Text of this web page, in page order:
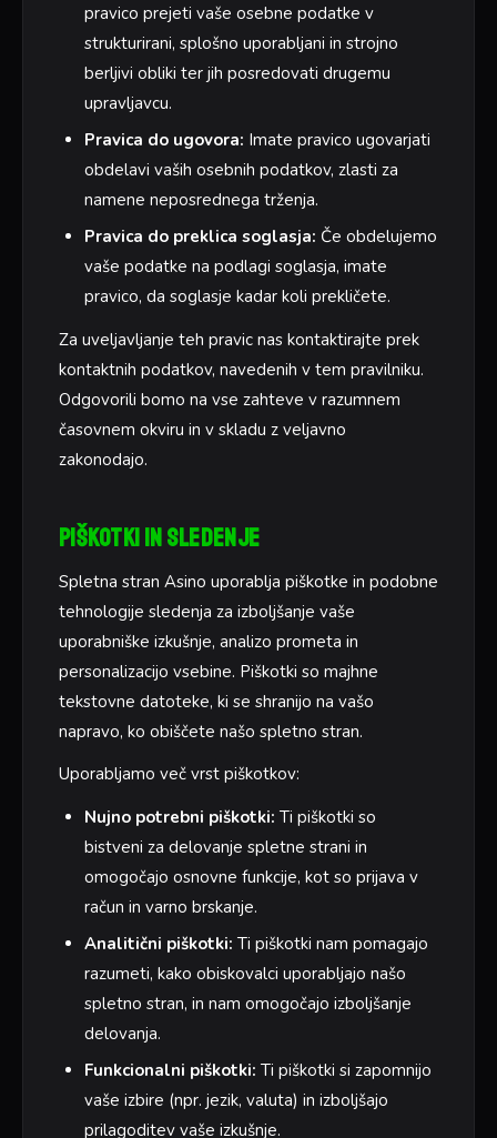
pravico prejeti vaše osebne podatke v
strukturirani, splošno uporabljani in strojno
berljivi obliki ter jih posredovati drugemu
upravljavcu.
Pravica do ugovora: Imate pravico ugovarjati
obdelavi vaših osebnih podatkov, zlasti za
namene neposrednega trženja.
Pravica do preklica soglasja: Če obdelujemo
vaše podatke na podlagi soglasja, imate
pravico, da soglasje kadar koli prekličete.
Za uveljavljanje teh pravic nas kontaktirajte prek
kontaktnih podatkov, navedenih v tem pravilniku.
Odgovorili bomo na vse zahteve v razumnem
časovnem okviru in v skladu z veljavno
zakonodajo.
Piškotki in sledenje
Spletna stran Asino uporablja piškotke in podobne
tehnologije sledenja za izboljšanje vaše
uporabniške izkušnje, analizo prometa in
personalizacijo vsebine. Piškotki so majhne
tekstovne datoteke, ki se shranijo na vašo
napravo, ko obiščete našo spletno stran.
Uporabljamo več vrst piškotkov:
Nujno potrebni piškotki: Ti piškotki so
bistveni za delovanje spletne strani in
omogočajo osnovne funkcije, kot so prijava v
račun in varno brskanje.
Analitični piškotki: Ti piškotki nam pomagajo
razumeti, kako obiskovalci uporabljajo našo
spletno stran, in nam omogočajo izboljšanje
delovanja.
Funkcionalni piškotki: Ti piškotki si zapomnijo
vaše izbire (npr. jezik, valuta) in izboljšajo
prilagoditev vaše izkušnje.